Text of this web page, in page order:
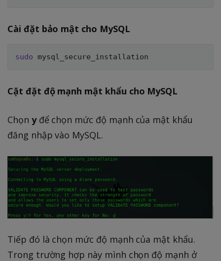
Cài đặt bảo mật cho MySQL
sudo
Cặt đặt độ mạnh mật khẩu cho MySQL
Chọn yđể chọn mức độ mạnh của mật khẩu
đăng nhập vào MySQL.
Tiếp đó là chọn mức độ mạnh của mật khẩu.
Trong trường hợp này mình chọn độ mạnh ở